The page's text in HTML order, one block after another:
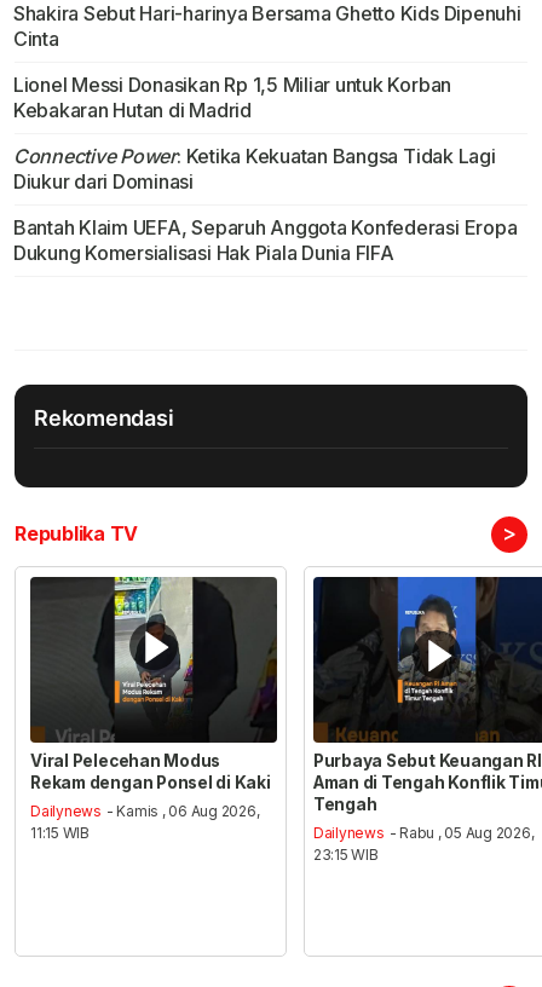
Shakira Sebut Hari-harinya Bersama Ghetto Kids Dipenuhi
Cinta
Lionel Messi Donasikan Rp 1,5 Miliar untuk Korban
Kebakaran Hutan di Madrid
Connective Power: Ketika Kekuatan Bangsa Tidak Lagi
Diukur dari Dominasi
Bantah Klaim UEFA, Separuh Anggota Konfederasi Eropa
Dukung Komersialisasi Hak Piala Dunia FIFA
Rekomendasi
Republika TV >
Viral Pelecehan Modus
Rekam dengan Ponsel di Kaki
Dailynews - Kamis , 06 Aug 2026,
11:15 WIB
Purbaya Sebut Keuangan RI
Aman di Tengah Konflik
Tengah
Dailynews - Rabu , 05 Aug 2026,
23:15 WIB